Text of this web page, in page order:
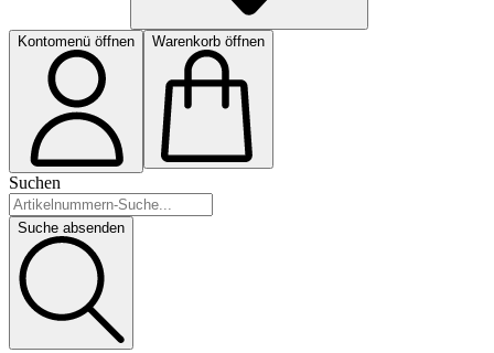
Kontomenü öffnen Warenkorb öffnen
Suchen
Suche absenden